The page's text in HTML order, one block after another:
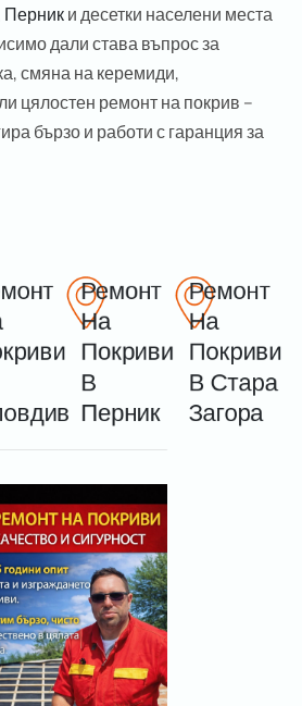
Перники десетки населени места
дали става въпрос за
смяна на керемиди,
цялостен ремонт на покрив –
бързо и работи с гаранция за
Ремонт
На
Покриви
В
Перник
Ремонт
На
Покриви
В Стара
Загора